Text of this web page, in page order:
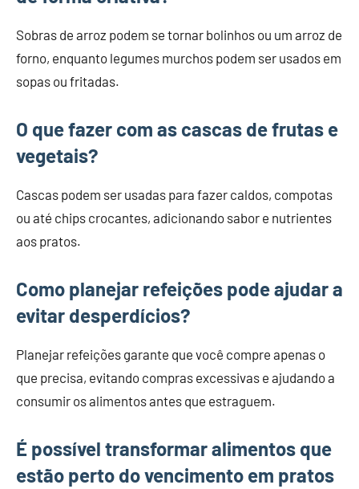
Sobras de arroz podem se tornar bolinhos ou um arroz de
forno, enquanto legumes murchos podem ser usados em
sopas ou fritadas.
O que fazer com as cascas de frutas e
vegetais?
Cascas podem ser usadas para fazer caldos, compotas
ou até chips crocantes, adicionando sabor e nutrientes
aos pratos.
Como planejar refeições pode ajudar a
evitar desperdícios?
Planejar refeições garante que você compre apenas o
que precisa, evitando compras excessivas e ajudando a
consumir os alimentos antes que estraguem.
É possível transformar alimentos que
estão perto do vencimento em pratos